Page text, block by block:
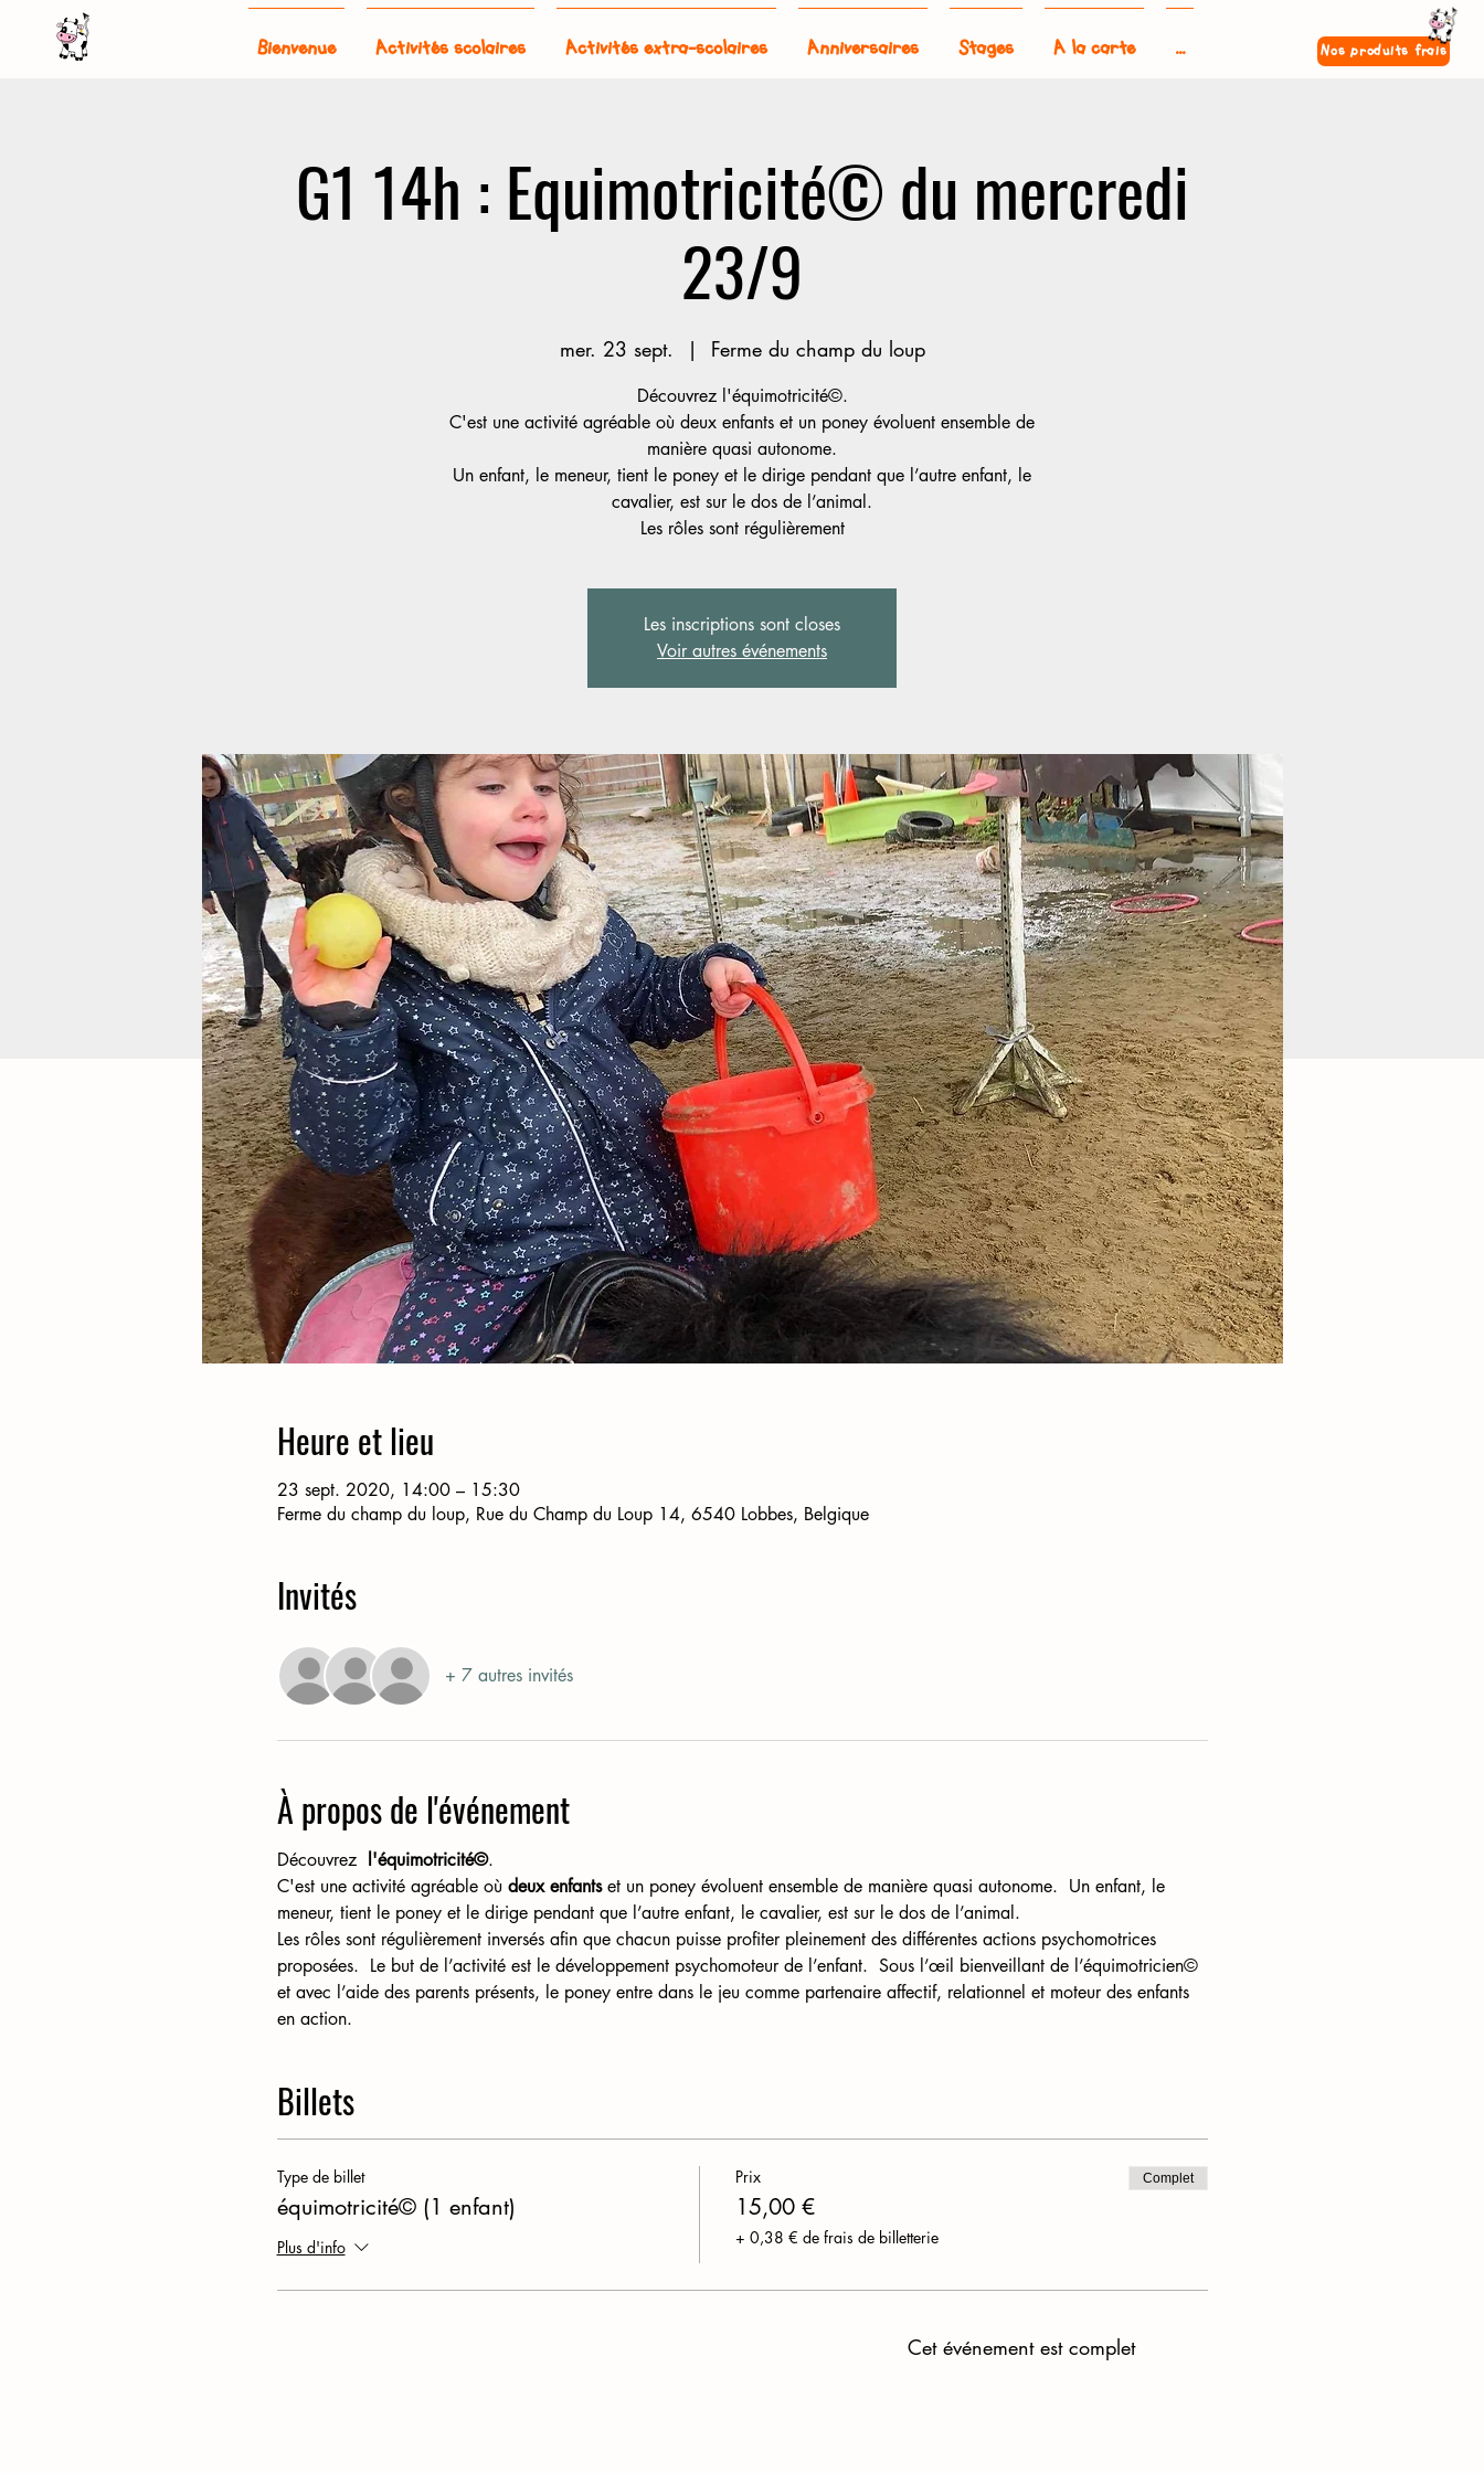
Bienvenue Activités scolaires Activités extra-scolaires Anniversaires Stages A la carte ... Nos produits frais
G1 14h : Equimotricité© du mercredi
23/9
mer. 23 sept.
  |
Ferme du champ du loup
Découvrez l'équimotricité©.
C'est une activité agréable où deux enfants et un poney évoluent ensemble de
manière quasi autonome.
Un enfant, le meneur, tient le poney et le dirige pendant que l’autre enfant, le
cavalier, est sur le dos de l’animal.
Les rôles sont régulièrement
Les inscriptions sont closes
Voir autres événements
Heure et lieu
23 sept. 2020, 14:00 – 15:30
Ferme du champ du loup, Rue du Champ du Loup 14, 6540 Lobbes, Belgique
Invités
+ 7 autres invités
À propos de l'événement
Découvrez l'équimotricité©.
C'est une activité agréable où deux enfants et un poney évoluent ensemble de manière quasi autonome.  Un enfant, le
meneur, tient le poney et le dirige pendant que l’autre enfant, le cavalier, est sur le dos de l’animal.
Les rôles sont régulièrement inversés afin que chacun puisse profiter pleinement des différentes actions psychomotrices
proposées.  Le but de l’activité est le développement psychomoteur de l’enfant.  Sous l’œil bienveillant de l’équimotricien©
et avec l’aide des parents présents, le poney entre dans le jeu comme partenaire affectif, relationnel et moteur des enfants
en action.
Billets
Type de billet
équimotricité© (1 enfant)
Plus d'info
Prix
15,00 €
+ 0,38 € de frais de billetterie
Complet
Cet événement est complet